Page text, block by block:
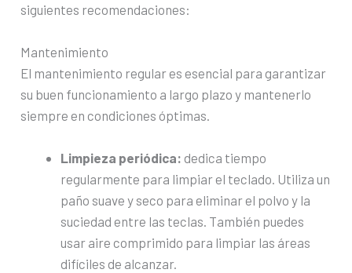
siguientes recomendaciones:
Mantenimiento
El mantenimiento regular es esencial para garantizar
su buen funcionamiento a largo plazo y mantenerlo
siempre en condiciones óptimas.
Limpieza periódica: dedica tiempo
regularmente para limpiar el teclado. Utiliza un
paño suave y seco para eliminar el polvo y la
suciedad entre las teclas. También puedes
usar aire comprimido para limpiar las áreas
difíciles de alcanzar.